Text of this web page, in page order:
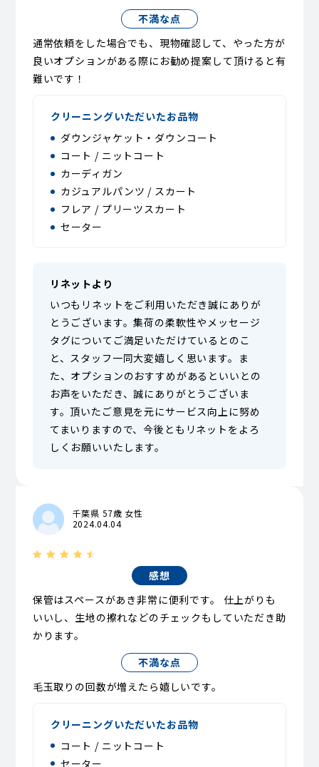
不満な点
通常依頼をした場合でも、現物確認して、やった方が
良いオプションがある際にお勧め提案して頂けると有
難いです！
クリーニングいただいたお品物
ダウンジャケット・ダウンコート
コート / ニットコート
カーディガン
カジュアルパンツ / スカート
フレア / プリーツスカート
セーター
リネットより
いつもリネットをご利用いただき誠にありが
とうございます。集荷の柔軟性やメッセージ
タグについてご満足いただけているとのこ
と、スタッフ一同大変嬉しく思います。ま
た、オプションのおすすめがあるといいとの
お声をいただき、誠にありがとうございま
す。頂いたご意見を元にサービス向上に努め
てまいりますので、今後ともリネットをよろ
しくお願いいたします。
千葉県 57歳 女性
2024.04.04
感想
保管はスペースがあき非常に便利です。 仕上がりも
いいし、生地の擦れなどのチェックもしていただき助
かります。
不満な点
毛玉取りの回数が増えたら嬉しいです。
クリーニングいただいたお品物
コート / ニットコート
セーター